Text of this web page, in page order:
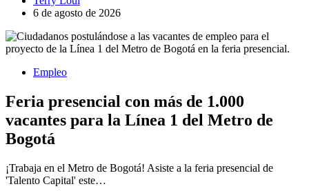
6 de agosto de 2026
Empleo
Feria presencial con más de 1.000
vacantes para la Línea 1 del Metro de
Bogotá
¡Trabaja en el Metro de Bogotá! Asiste a la feria presencial de
'Talento Capital' este…